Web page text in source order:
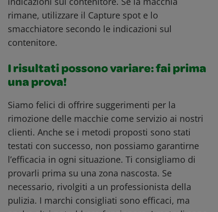
rimane, utilizzare il Capture spot e lo
smacchiatore secondo le indicazioni sul
contenitore.
I risultati possono variare: fai prima
una prova!
Siamo felici di offrire suggerimenti per la
rimozione delle macchie come servizio ai nostri
clienti. Anche se i metodi proposti sono stati
testati con successo, non possiamo garantirne
l’efficacia in ogni situazione. Ti consigliamo di
provarli prima su una zona nascosta. Se
necessario, rivolgiti a un professionista della
pulizia. I marchi consigliati sono efficaci, ma